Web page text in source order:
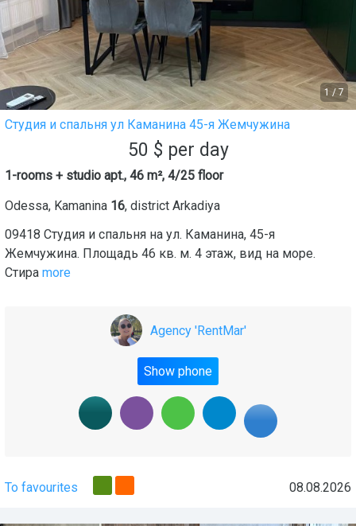
1 / 7
Студия и спальня ул Каманина 45-я Жемчужина
50 $ per day
1-rooms + studio apt., 46 m², 4/25 floor
Odessa, Kamanina 16, district Arkadiya
09418 Студия и спальня на ул. Каманина, 45-я
Жемчужина. Площадь 46 кв. м. 4 этаж, вид на море.
Стира more
Agency 'RentMar'
Show phone
To favourites 08.08.2026